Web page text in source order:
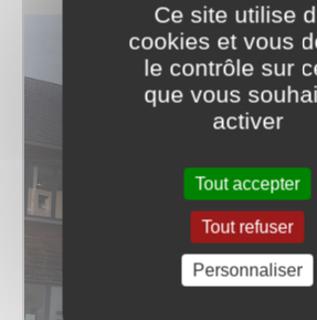
Ce site utilise
cookies et vous
le contrôle sur
que vous
activer
Tout accepter
Tout refuser
Personnaliser